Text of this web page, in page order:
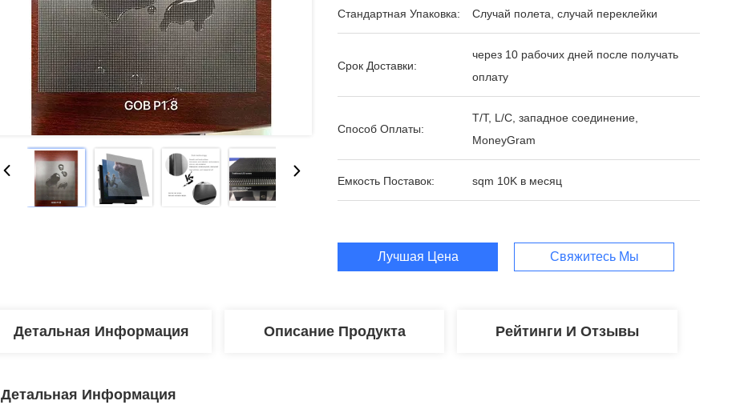
Стандартная Упаковка: Случай полета, случай переклейки
Срок Доставки:
через 10 рабочих дней после получать
оплату
Способ Оплаты:
T/T, L/C, западное соединение,
MoneyGram
Емкость Поставок: sqm 10K в месяц
Лучшая Цена Свяжитесь Мы
Детальная Информация Описание Продукта Рейтинги И Отзывы
Детальная Информация